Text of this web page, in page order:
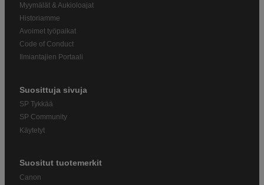
Myymälät & Aukioloajat
Historiamme
Avoimet työpaikat
Code of Conduct
Ilmiantajien Portaali
Suosittuja sivuja
SP Tykkää
SP Community
Käytetyt
Suositut tuotemerkit
Canon